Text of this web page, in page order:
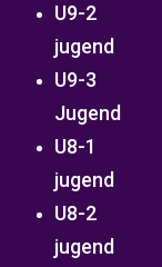
U9-2
jugend
U9-3
Jugend
U8-1
jugend
U8-2
jugend